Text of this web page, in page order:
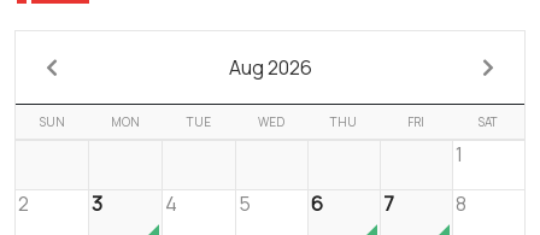
Aug 2026
SUN MON TUE WED THU FRI SAT
1
2
3 4 5 6 7
8